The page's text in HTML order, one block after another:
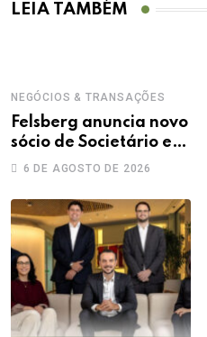
LEIA TAMBÉM
NEGÓCIOS & TRANSAÇÕES
Felsberg anuncia novo
sócio de Societário e
M&A
6 DE AGOSTO DE 2026